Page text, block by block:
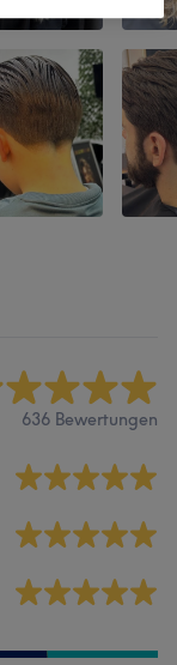
636 Bewertungen